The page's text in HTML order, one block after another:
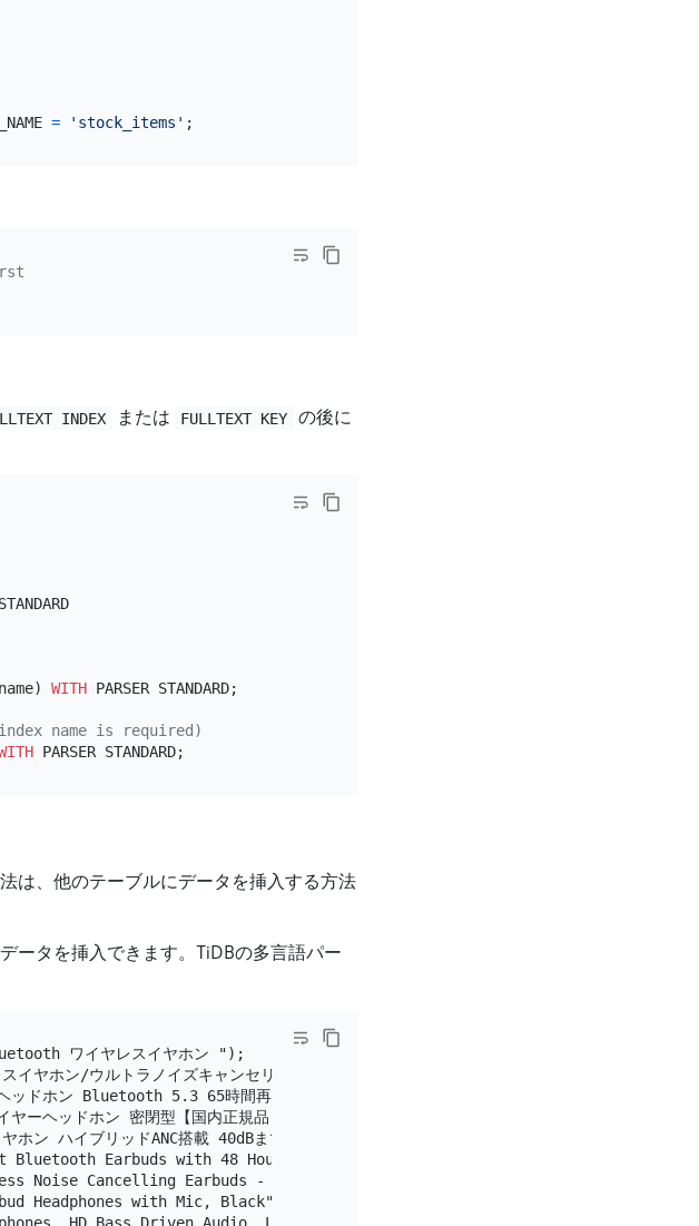
= 'stock_items'
INDEX または FULLTEXT KEY
の後に
WITH PARSER STANDARD;
index name is required)
は、他のテーブルにデータを挿入する方法
ータを挿入できます。TiDBの多言語パー